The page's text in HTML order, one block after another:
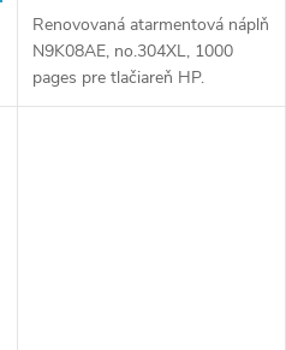
Renovovaná atarmentová náplň
N9K08AE, no.304XL, 1000
pages pre tlačiareň HP.